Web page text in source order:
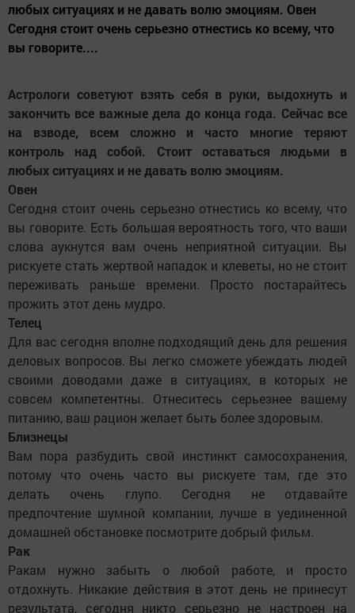
любых ситуациях и не давать волю эмоциям. Овен
Сегодня стоит очень серьезно отнестись ко всему, что
вы говорите....
Астрологи советуют взять себя в руки, выдохнуть и
закончить все важные дела до конца года. Сейчас все
на взводе, всем сложно и часто многие теряют
контроль над собой. Стоит оставаться людьми в
любых ситуациях и не давать волю эмоциям.
Овен
Сегодня стоит очень серьезно отнестись ко всему, что
вы говорите. Есть большая вероятность того, что ваши
слова аукнутся вам очень неприятной ситуации. Вы
рискуете стать жертвой нападок и клеветы, но не стоит
переживать раньше времени. Просто постарайтесь
прожить этот день мудро.
Телец
Для вас сегодня вполне подходящий день для решения
деловых вопросов. Вы легко сможете убеждать людей
своими доводами даже в ситуациях, в которых не
совсем компетентны. Отнеситесь серьезнее вашему
питанию, ваш рацион желает быть более здоровым.
Близнецы
Вам пора разбудить свой инстинкт самосохранения,
потому что очень часто вы рискуете там, где это
делать очень глупо. Сегодня не отдавайте
предпочтение шумной компании, лучше в уединенной
домашней обстановке посмотрите добрый фильм.
Рак
Ракам нужно забыть о любой работе, и просто
отдохнуть. Никакие действия в этот день не принесут
результата, сегодня никто серьезно не настроен на